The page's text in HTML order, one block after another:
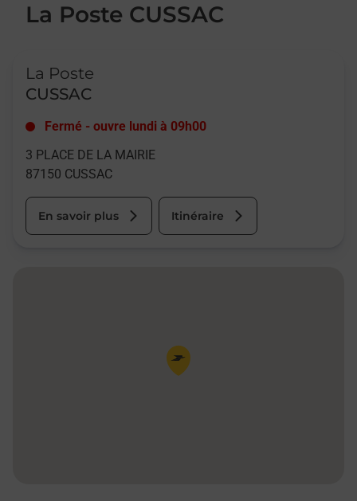
La Poste CUSSAC
La Poste
CUSSAC
Fermé - ouvre lundi à 09h00
3 PLACE DE LA MAIRIE
87150 CUSSAC
En savoir plus Itinéraire
Pin de la carte